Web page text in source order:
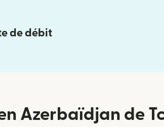
de débit
Azerbaïdjan de